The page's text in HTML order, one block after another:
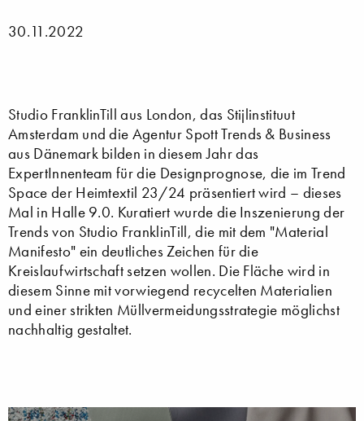
30.11.2022
Studio FranklinTill aus London, das Stijlinstituut
Amsterdam und die Agentur Spott Trends & Business
aus Dänemark bilden in diesem Jahr das
ExpertInnenteam für die Designprognose, die im Trend
Space der Heimtextil 23/24 präsentiert wird – dieses
Mal in Halle 9.0. Kuratiert wurde die Inszenierung der
Trends von Studio FranklinTill, die mit dem "Material
Manifesto" ein deutliches Zeichen für die
Kreislaufwirtschaft setzen wollen. Die Fläche wird in
diesem Sinne mit vorwiegend recycelten Materialien
und einer strikten Müllvermeidungsstrategie möglichst
nachhaltig gestaltet.